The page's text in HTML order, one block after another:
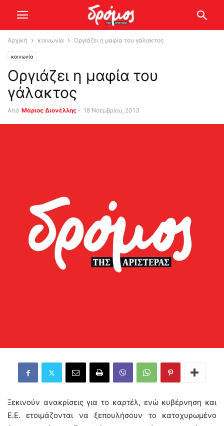
Αρχική κοινωνία Οργιάζει η μαφία του γάλακτος
κοινωνία
Οργιάζει η μαφία του
γάλακτος
Από Μάριος Διονέλλης - 18 Νοεμβρίου, 2013
Ξεκινούν ανακρίσεις για το καρτέλ, ενώ κυβέρνηση και
Ε.Ε. ετοιμάζονται να ξεπουλήσουν το κατοχυρωμένο